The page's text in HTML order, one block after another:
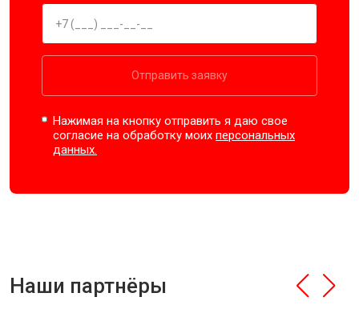
Отправить заявку
Нажимая на кнопку отправить я даю свое
согласие на обработку моихперсональных
данных.
Наши партнёры